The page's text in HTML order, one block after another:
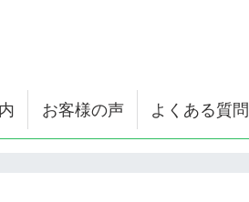
お客様の声 よくある質問